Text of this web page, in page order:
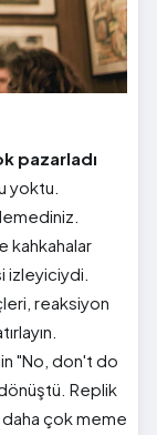
pazarladı
yoktu.
kahkahalar
izleyiciydi.
reaksiyon
"No, don't do
Replik
çok meme